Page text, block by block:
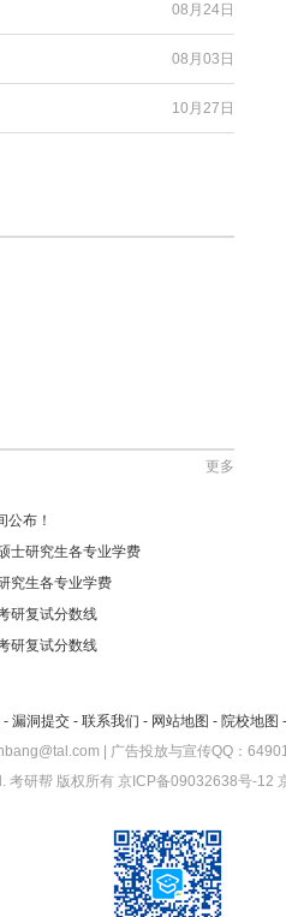
08月24日
08月03日
10月27日
更多
公布！
士研究生各专业学费
究生各专业学费
研复试分数线
研复试分数线
- 漏洞提交 - 联系我们 - 网站地图 - 院校地图 -
| 广告投放与宣传QQ：
考研帮 版权所有 京ICP备09032638号-12